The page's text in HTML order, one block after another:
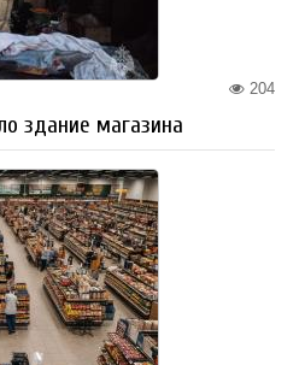
204
здание магазина